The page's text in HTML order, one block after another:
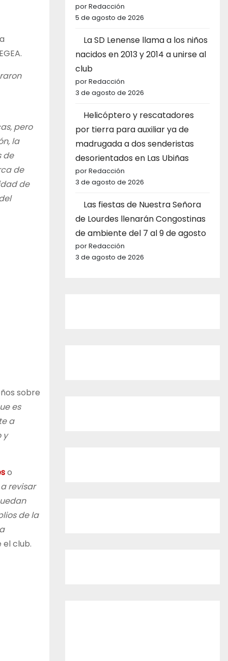
pero
la
de
de
de
sobre
es
a
y
o
revisar
de la
el club.
por Redacción
5 de agosto de 2026
La SD Lenense llama a los niños
nacidos en 2013 y 2014 a unirse al
club
por Redacción
3 de agosto de 2026
Helicóptero y rescatadores
por tierra para auxiliar ya de
madrugada a dos senderistas
desorientados en Las Ubiñas
por Redacción
3 de agosto de 2026
Las fiestas de Nuestra Señora
de Lourdes llenarán Congostinas
de ambiente del 7 al 9 de agosto
por Redacción
3 de agosto de 2026